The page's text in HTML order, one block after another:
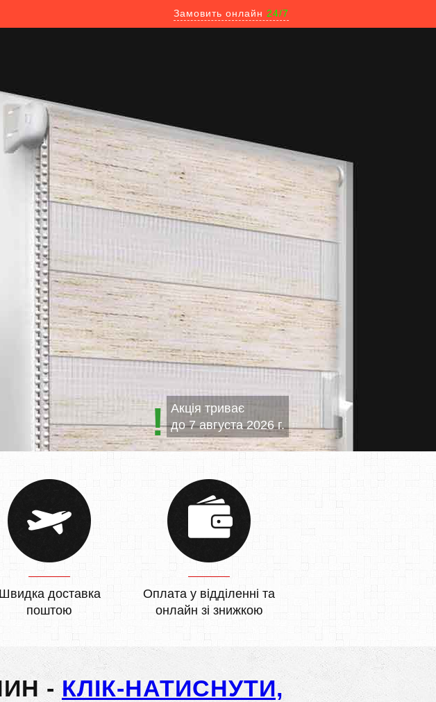
Замовить онлайн 24/7
Акція триває
до7 августа 2026 г.
Швидка доставка
поштою
Оплата у відділенні та
онлайн зі знижкою
- КЛІК-НАТИСНУТИ,